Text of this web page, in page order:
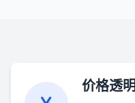
价格透明